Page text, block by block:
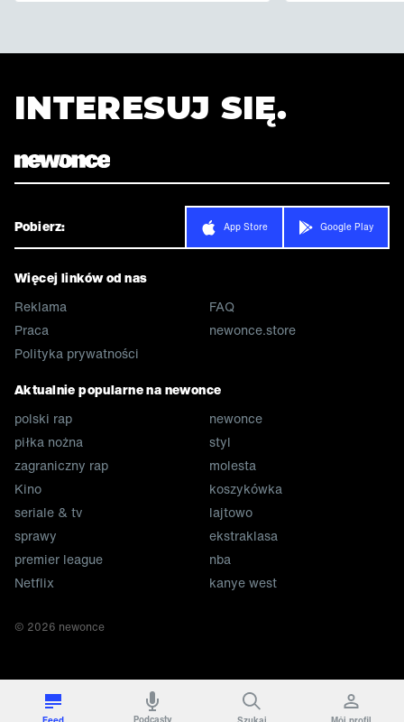
INTERESUJ SIĘ.
Pobierz: App Store Google Play
Więcej linków od nas
Reklama
Praca
Polityka prywatności
FAQ
newonce.store
Aktualnie popularne na newonce
polski rap
piłka nożna
zagraniczny rap
Kino
seriale & tv
sprawy
premier league
Netflix
newonce
styl
molesta
koszykówka
lajtowo
ekstraklasa
nba
kanye west
© 2026 newonce